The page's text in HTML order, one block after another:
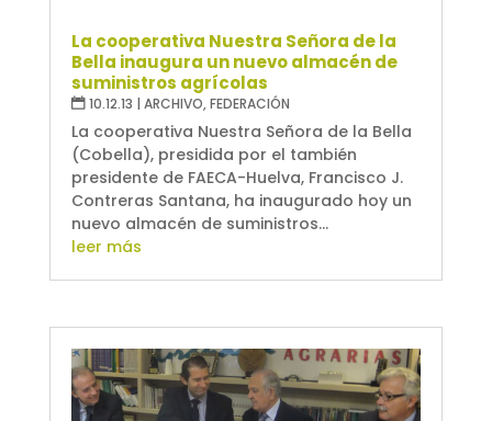
La cooperativa Nuestra Señora de la
Bella inaugura un nuevo almacén de
suministros agrícolas
10.12.13 | ARCHIVO,FEDERACIÓN
La cooperativa Nuestra Señora de la Bella
(Cobella), presidida por el también
presidente de FAECA-Huelva, Francisco J.
Contreras Santana, ha inaugurado hoy un
nuevo almacén de suministros...
leer más